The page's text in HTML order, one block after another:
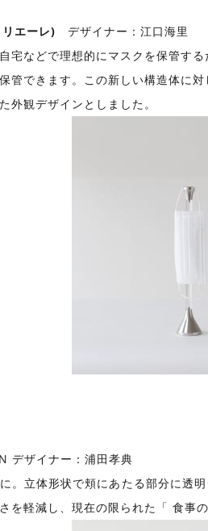
リエーレ) デザイナー：江口海里
宅などで理想的にマスクを保管す
管できます。この新しい構造体に
外観デザインとしました。
デザイナー：浦田孝典
。立体形状で頬にあたる部分に透
を軽減し、現在の限られた「 食事